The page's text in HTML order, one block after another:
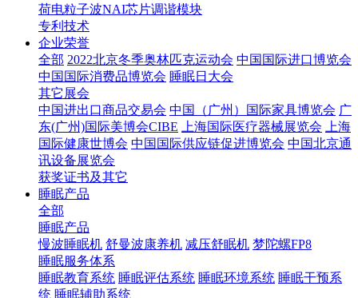
荷电粒子波NAI芯片调谐模块
专利技术
企业荣誉
全部 2022北京冬季奥林匹克运动会 中国国际进口博览会
中国国际消费品博览会 睡眠日大会
其它展会
中国进出口商品交易会 中国（广州）国际家具博览会 广
东(广州)国际美博会CIBE
上海国际医疗器械展览会
上海
国际健康世博会 中国国际供应链促进博览会 中国北京通
讯设备展览会
获奖证书及其它
睡眠产品
全部
睡眠产品
慢波睡眠机 舒曼波康养机 减压舒眠机 梦陀螺FP8
睡眠服务体系
睡眠教育系统 睡眠评估系统 睡眠环境系统 睡眠干预系
统 睡眠辅助系统